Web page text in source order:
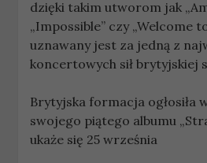
dzięki takim utworom jak
„Impossible” czy „Welcome
uznawany jest za jedną z
koncertowych sił brytyjskiej
Brytyjska formacja ogłosiła
swojego piątego albumu
ukaże się 25 września